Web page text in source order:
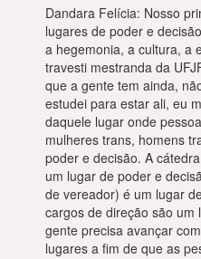
Dandara Felícia: Nosso
lugares de poder e
a hegemonia, a cultura, a
travesti mestranda da
que a gente tem ainda,
estudei para estar ali, eu
daquele lugar onde
mulheres trans, homens
poder e decisão. A
um lugar de poder e
de vereador) é um lugar
cargos de direção são um
gente precisa avançar
lugares a fim de que as